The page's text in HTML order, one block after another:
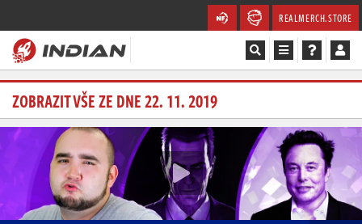
REALMERCH.STORE
Magazín
Recenze
Videa
Soutěže
ZOBRAZIT VŠE ZE DNE 22. 11. 2019